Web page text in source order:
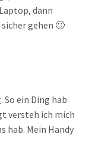
dann
gehen 🙂
ein Ding hab
versteh ich mich
hab. Mein Handy